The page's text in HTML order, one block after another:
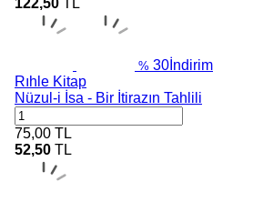
% 30 İndirim
Rıhle Kitap
Nüzul-i İsa - Bir İtirazın Tahlili
75,00 TL
52,50 TL